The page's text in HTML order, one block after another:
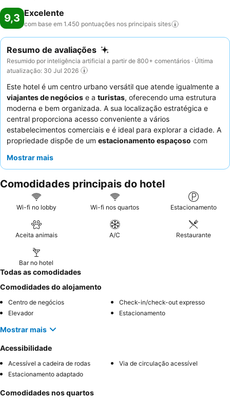
9,3 Excelente
com base em 1.450 pontuações nos principais sites
Resumo de avaliações
Resumido por inteligência artificial a partir de 800+ comentários · Última
atualização: 30 Jul 2026
Este hotel é um centro urbano versátil que atende igualmente a
viajantes de negócios e a turistas, oferecendo uma estrutura
moderna e bem organizada. A sua localização estratégica e
central proporciona acesso conveniente a vários
estabelecimentos comerciais e é ideal para explorar a cidade. A
propriedade dispõe de um estacionamento espaçoso com
hóspedes. Os hóspedes elogiam consistentemente os
excelente, com uma vasta gama de opções frescas. Para uma
estadia mais tranquila, considere solicitar um quarto que não
esteja virado para a rua devido ao potencial ruído dos bares
Mostrar mais
Comodidades principais do hotel
Wi-fi no lobby Wi-fi nos quartos Estacionamento
Aceita animais A/C Restaurante
Bar no hotel
Todas as comodidades
Comodidades do alojamento
Centro de negócios
Check-in/check-out expresso
Elevador
Estacionamento
Mostrar mais
Acessibilidade
Acessível a cadeira de rodas
Via de circulação acessível
Estacionamento adaptado
Comodidades nos quartos